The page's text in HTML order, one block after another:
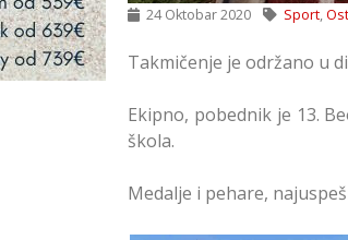
24 Oktobar 2020 Sport,
Takmičenje je održano u
Ekipno, pobednik je 13.
škola.
Medalje i pehare,